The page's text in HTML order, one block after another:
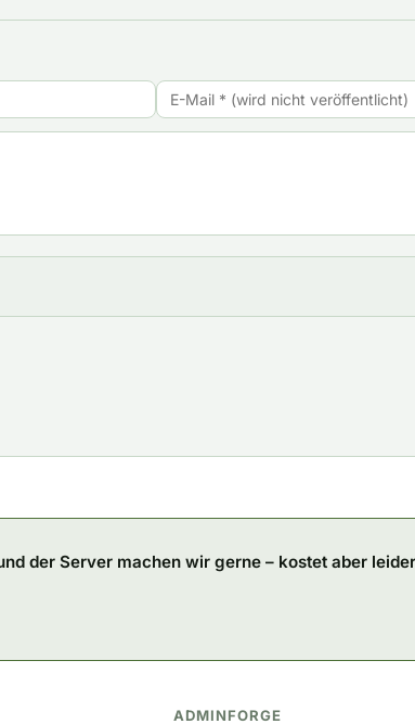
der Server machen wir gerne – kostet aber
ADMINFORGE